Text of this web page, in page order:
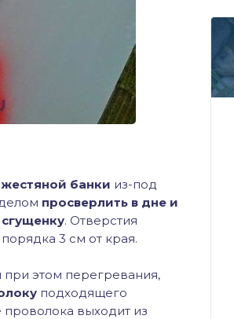
жестяной банки из-под
просверлить в дне и
. Отверстия
3 см от края.
при этом перегревания,
подходящего
проволока выходит из